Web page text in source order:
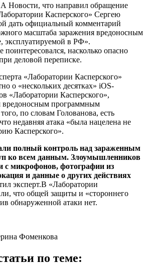
Новости, что направил обращение
Касперского» Сергею
дать официальный комментарий
масштаба заражения вредоносным
в РФ».
насколько опасно
деловой переписке.
«Лаборатории Касперского»
о «нескольких десятках» iOS-
«Лаборатории Касперского»,
вредоносным программным
по словам Голованова, есть
недавняя атака «была нацелена не
Касперского».
полный контроль над зараженным
ко всем данным. Злоумышленников
с микрофонов, фотографии из
и данные о других действиях
эксперт.В «Лаборатории
что общей защиты и «стороннего
обнаруженной атаки нет.
Фоменкова
по теме: